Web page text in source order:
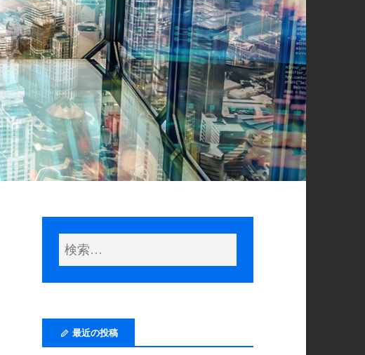
最近の投稿